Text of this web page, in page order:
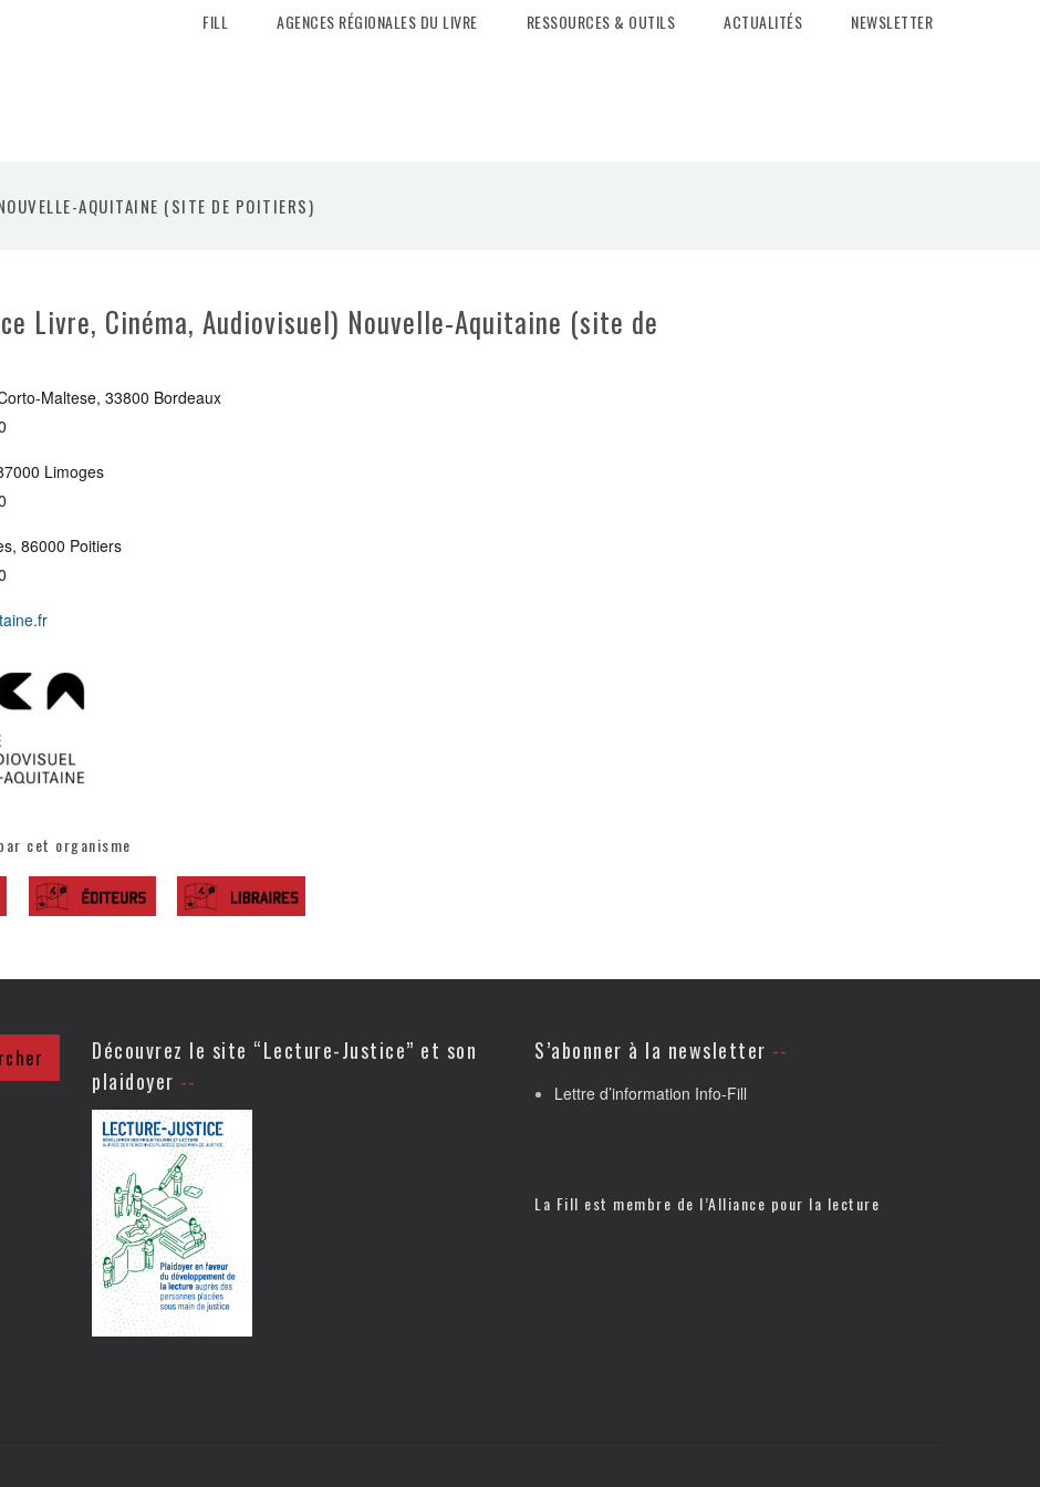
FILL AGENCES RÉGIONALES DU LIVRE RESSOURCES & OUTILS ACTUALITÉS NEWSLETTER
AQUITAINE (SITE DE POITIERS)
Livre, Cinéma, Audiovisuel) Nouvelle-Aquitaine (site de
Maltese, 33800 Bordeaux
Limoges
86000 Poitiers
cet organisme
Découvrez le site “Lecture-Justice” et son
plaidoyer
S’abonner à la newsletter
Lettre d’information Info-Fill
La Fill est membre de l’Alliance pour la lecture